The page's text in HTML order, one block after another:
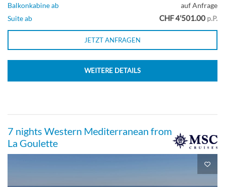
Balkonkabine ab
auf Anfrage
Suite ab
CHF 4'501.00 p.P.
JETZT ANFRAGEN
WEITERE DETAILS
7 nights Western Mediterranean from
La Goulette